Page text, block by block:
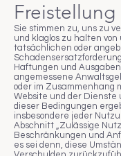
Freistellung
Sie stimmen zu, uns zu
und klaglos zu halten
tatsächlichen oder
Haftungen und
angemessene
oder im Zusammenhang
Website und der Dienste
dieser Bedingungen
insbesondere jeder
Abschnitt „Zulässige
Beschränkungen und
es sei denn, diese